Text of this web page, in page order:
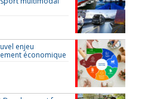
enjeu
économique